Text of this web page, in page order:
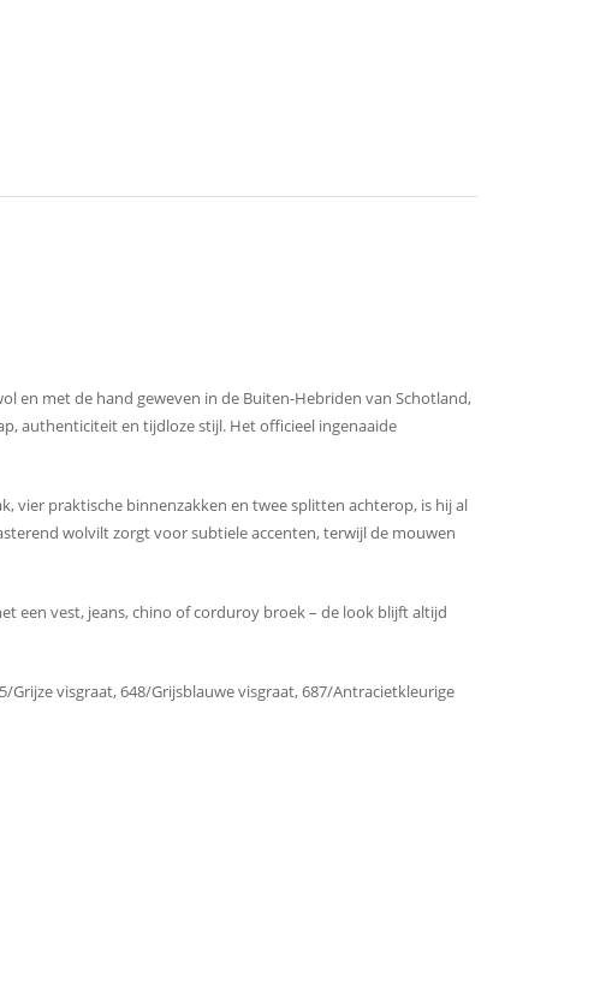
en met de hand geweven in de Buiten-Hebriden van Schotland,
authenticiteit en tijdloze stijl. Het officieel ingenaaide
vier praktische binnenzakken en twee splitten achterop, is hij al
wolvilt zorgt voor subtiele accenten, terwijl de mouwen
een vest, jeans, chino of corduroy broek – de look blijft altijd
visgraat, 648/Grijsblauwe visgraat, 687/Antracietkleurige